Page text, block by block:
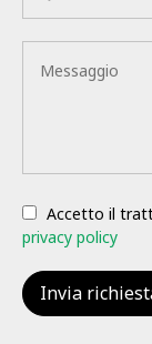
Accetto il
privacy policy